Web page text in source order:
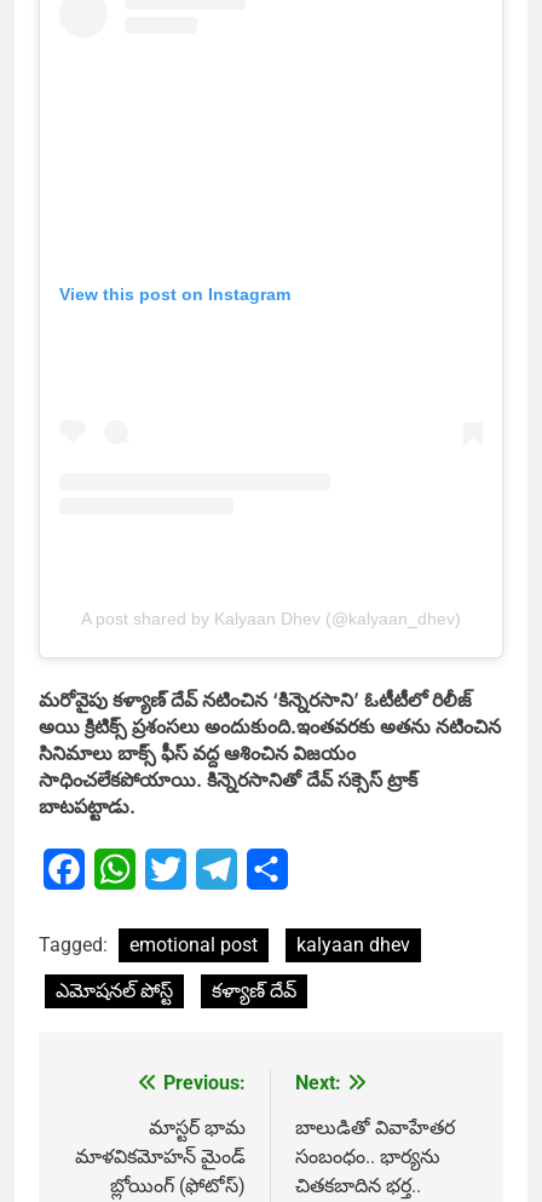
View this post on Instagram
A post shared by Kalyaan Dhev (@kalyaan_dhev)
మరోవైపు కళ్యాణ్ దేవ్ నటించిన ‘కిన్నెరసాని’ ఓటీటీలో రిలీజ్
అయి క్రిటిక్స్ ప్రశంసలు అందుకుంది.ఇంతవరకు అతను నటించిన
సినిమాలు బాక్స్ ఫీస్ వద్ద ఆశించిన విజయం
సాధించలేకపోయాయి. కిన్నెరసానితో దేవ్ సక్సెస్ ట్రాక్
బాటపట్టాడు.
FacebookWhatsApp
Twitter Telegram
Tagged: emotional post
kalyaan dhev
ఎమోషనల్ పోస్ట్
కళ్యాణ్ దేవ్
navigation
Previous:
మాస్టర్ భామ
మాళవికమోహన్ మైండ్
బ్లోయింగ్ (ఫోటోస్)
Next:
బాలుడితో వివాహేతర
సంబంధం.. భార్యను
చితకబాదిన భర్త..